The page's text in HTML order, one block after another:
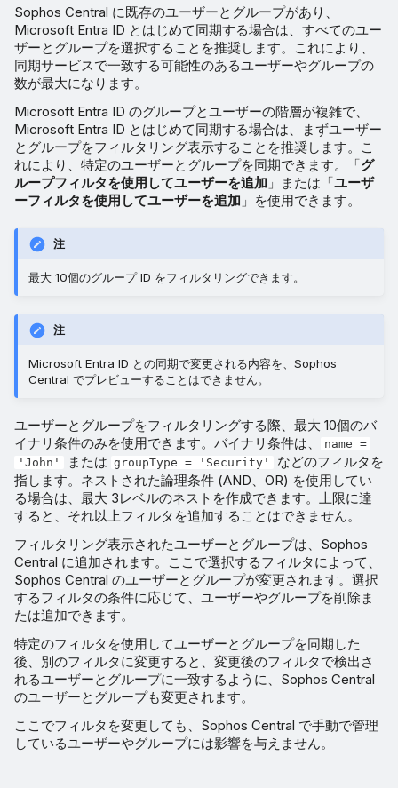
Sophos Central に既存のユーザーとグループがあり、
Microsoft Entra ID とはじめて同期する場合は、すべてのユー
ザーとグループを選択することを推奨します。これにより、
同期サービスで一致する可能性のあるユーザーやグループの
数が最大になります。
Microsoft Entra ID のグループとユーザーの階層が複雑で、
Microsoft Entra ID とはじめて同期する場合は、まずユーザー
とグループをフィルタリング表示することを推奨します。こ
れにより、特定のユーザーとグループを同期できます。「グ
ループフィルタを使用してユーザーを追加 」または「ユーザ
ーフィルタを使用してユーザーを追加 」を使用できます。
注
最大 10個のグループ ID をフィルタリングできます。
注
Microsoft Entra ID との同期で変更される内容を、Sophos
Central でプレビューすることはできません。
ユーザーとグループをフィルタリングする際、最大 10個のバ
イナリ条件のみを使用できます。バイナリ条件は、
name =
'John'
または groupType = 'Security'
などのフィルタを
指します。ネストされた論理条件 (AND、OR) を使用してい
る場合は、最大 3レベルのネストを作成できます。上限に達
すると、それ以上フィルタを追加することはできません。
フィルタリング表示されたユーザーとグループは、Sophos
Central に追加されます。ここで選択するフィルタによって、
Sophos Central のユーザーとグループが変更されます。選択
するフィルタの条件に応じて、ユーザーやグループを削除ま
たは追加できます。
特定のフィルタを使用してユーザーとグループを同期した
後、別のフィルタに変更すると、変更後のフィルタで検出さ
れるユーザーとグループに一致するように、Sophos Central
のユーザーとグループも変更されます。
ここでフィルタを変更しても、Sophos Central で手動で管理
しているユーザーやグループには影響を与えません。